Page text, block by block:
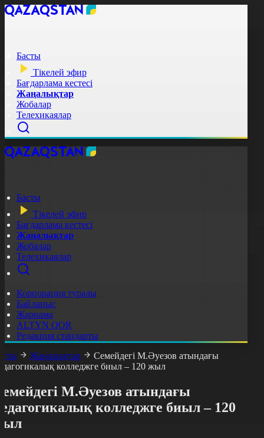
Басты
Тікелей эфир
Бағдарлама кестесі
Жаңалықтар
Жобалар
Телехикаялар
Басты
Тікелей эфир
Бағдарлама кестесі
Жаңалықтар
Жобалар
Телехикаялар
Корпорация туралы
Байланыс
Жарнама
ALTYN QOR
Редакция стандарты
Жаңалықтар
Семейдегі М.Әуезов атындағы
колледжге биыл – 120 жыл
М.Әуезов атындағы
колледжге биыл – 120